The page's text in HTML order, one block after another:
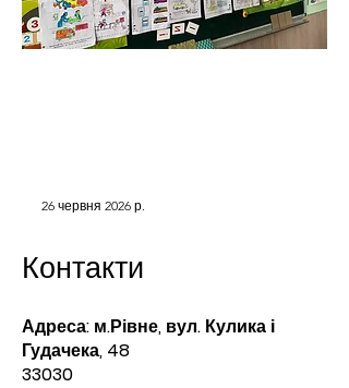
26 червня 2026 р.
Контакти
Адреса: м.Рівне, вул. Кулика і
Гудачека, 48
33030